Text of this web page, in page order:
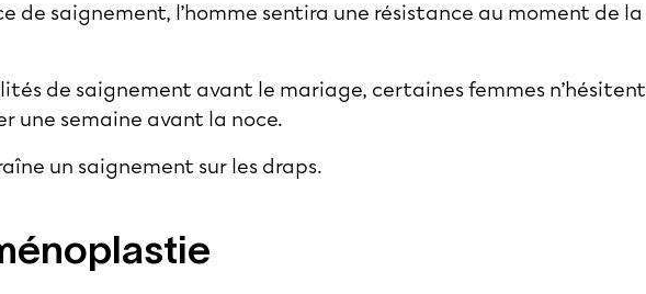
de saignement, l’homme sentira une résistance au moment de la
de saignement avant le mariage, certaines femmes n’hésitent
une semaine avant la noce.
un saignement sur les draps.